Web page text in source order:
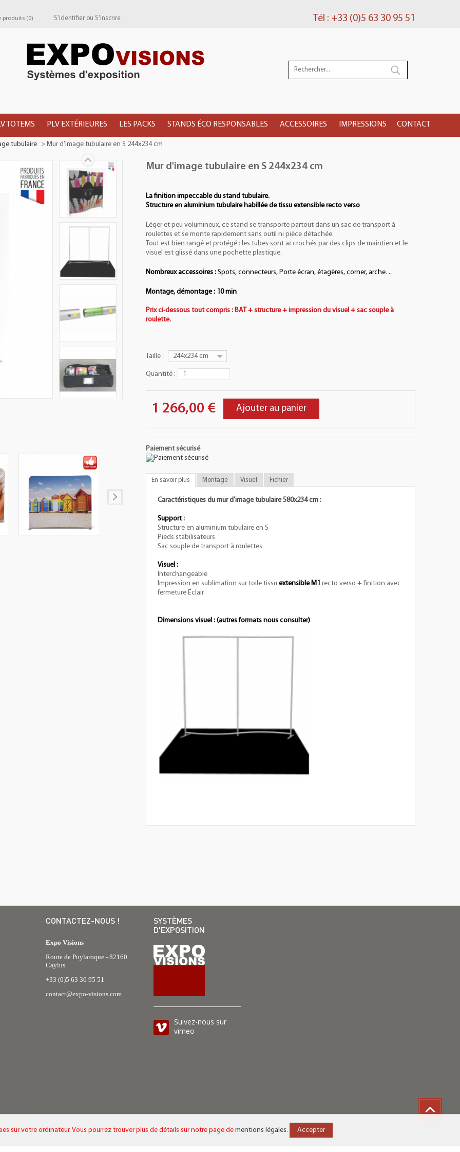
produits (0) S'identifier ou S'inscrire Tél : +33 (0)5 63 30 95 51
TOTEMS PLV EXTÉRIEURES LES PACKS STANDS ÉCO RESPONSABLES ACCESSOIRES IMPRESSIONS CONTACT
tubulaire > Mur d'image tubulaire en S 244x234 cm
Mur d'image tubulaire en S 244x234 cm
La finition impeccable du stand tubulaire.
Structure en aluminium tubulaire habillée de tissu extensible recto verso
Léger et peu volumineux, ce stand se transporte partout dans un sac de transport à
roulettes et se monte rapidement sans outil ni pièce détachée.
Tout est bien rangé et protégé : les tubes sont accrochés par des clips de maintien et le
visuel est glissé dans une pochette plastique.
Nombreux accessoires : Spots, connecteurs, Porte écran, étagères, corner, arche…
Montage, démontage : 10 min
Prix ci-dessous tout compris : BAT + structure + impression du visuel + sac souple à
roulette.
Taille : 244x234 cm
Quantité :
1 266,00 € Ajouter au panier
Paiement sécurisé
En savoir plus Montage Visuel Fichier
Caractéristiques du mur d'image tubulaire 580x234 cm :
Support :
Structure en aluminium tubulaire en S
Pieds stabilisateurs
Sac souple de transport à roulettes
Visuel :
Interchangeable
Impression en sublimation sur toile tissu extensible M1 recto verso + finition avec
fermeture Éclair.
Dimensions visuel : (autres formats nous consulter)
CONTACTEZ-NOUS !
Expo Visions
Route de Puylaroque - 82160
Caylus
+33 (0)5 63 30 95 51
contact@expo-visions.com
SYSTÈMES
D'EXPOSITION
Suivez-nous sur
vimeo
© Expo Visions. Tous droits réservés.
sur votre ordinateur. Vous pourrez trouver plus de détails sur notre page de mentions légales. Accepter